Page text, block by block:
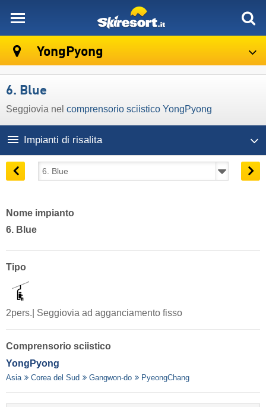
YongPyong
6. Blue
Seggiovia nel comprensorio sciistico YongPyong
Impianti di risalita
Nome impianto
6. Blue
Tipo
2pers.| Seggiovia ad agganciamento fisso
Comprensorio sciistico
YongPyong
Asia Corea del Sud Gangwon-do PyeongChang